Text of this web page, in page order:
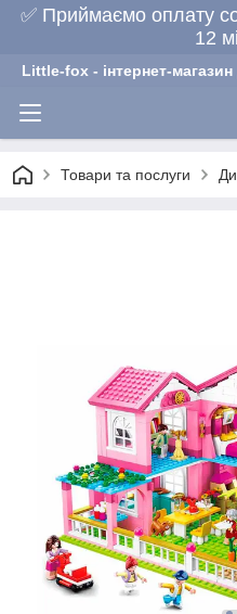
✅ Приймаємо оплату
12
Little-fox - інтернет-
Товари та послуги